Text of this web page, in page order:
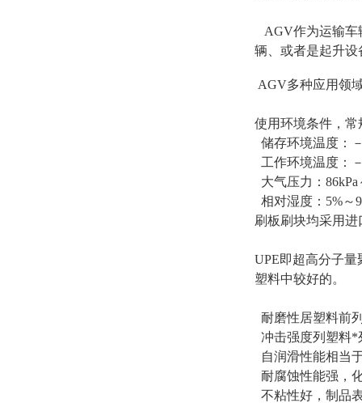
AGV作为运输车
辆、或者是起升设
AGV多种应用领
使用环境条件，常
储存环境温度：
工作环境温度：
大气压力：86kPa
相对湿度：5%～
刷板刷块均采用进
UPE即超高分子
塑料中较好的。
耐磨性居塑料前
冲击强度列塑料*
自润滑性能相当
耐腐蚀性能强，
不粘性好，制品